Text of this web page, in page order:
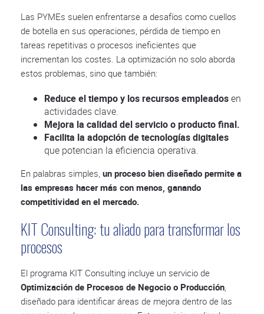
Las PYMEs suelen enfrentarse a desafíos como cuellos
de botella en sus operaciones, pérdida de tiempo en
tareas repetitivas o procesos ineficientes que
incrementan los costes. La optimización no solo aborda
estos problemas, sino que también:
Reduce el tiempo y los recursos empleadosen
actividades clave.
Mejora la calidad del servicio o producto final.
Facilita la adopción de tecnologías digitales
que potencian la eficiencia operativa.
En palabras simples, un proceso bien diseñado permite a
las empresas hacer más con menos, ganando
competitividad en el mercado.
KIT Consulting: tu aliado para transformar los
procesos
El programa KIT Consulting incluye un servicio de
Optimización de Procesos de Negocio o Producción,
diseñado para identificar áreas de mejora dentro de las